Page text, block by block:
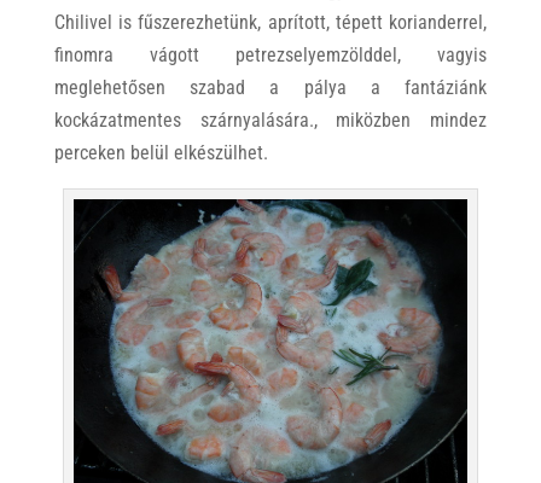
Chilivel is fűszerezhetünk, aprított, tépett korianderrel,
finomra vágott petrezselyemzölddel, vagyis
meglehetősen szabad a pálya a fantáziánk
kockázatmentes szárnyalására., miközben mindez
perceken belül elkészülhet.